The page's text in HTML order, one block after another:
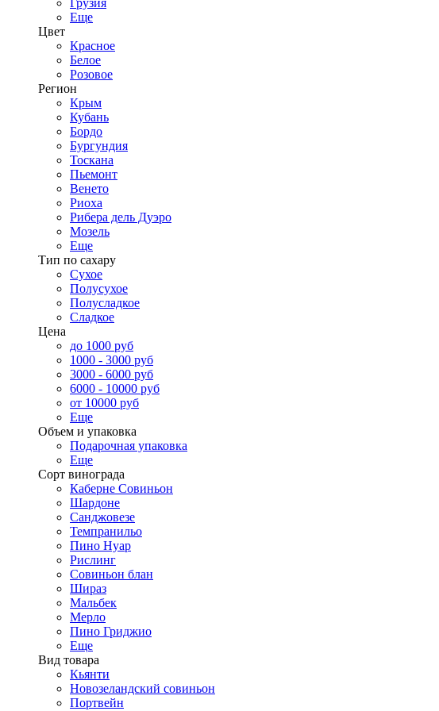
Грузия
Еще
Цвет
Красное
Белое
Розовое
Регион
Крым
Кубань
Бордо
Бургундия
Тоскана
Пьемонт
Венето
Риоха
Рибера дель Дуэро
Мозель
Еще
Тип по сахару
Сухое
Полусухое
Полусладкое
Сладкое
Цена
до 1000 руб
1000 - 3000 руб
3000 - 6000 руб
6000 - 10000 руб
от 10000 руб
Еще
Объем и упаковка
Подарочная упаковка
Еще
Сорт винограда
Каберне Совиньон
Шардоне
Санджовезе
Темпранильо
Пино Нуар
Рислинг
Совиньон блан
Шираз
Мальбек
Мерло
Пино Гриджио
Еще
Вид товара
Кьянти
Новозеландский совиньон
Портвейн